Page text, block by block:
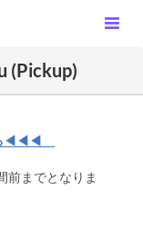
(Pickup)
る◀◀◀
前までとなりま